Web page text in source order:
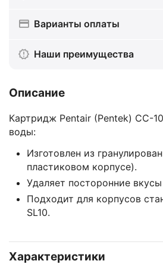
Варианты оплаты
Наши преимущества
Описание
Картридж Pentair (Pentek) CC-
воды:
Изготовлен из
пластиковом корпусе).
Удаляет посторонние
Подходит для корпусов
SL10.
Характеристики